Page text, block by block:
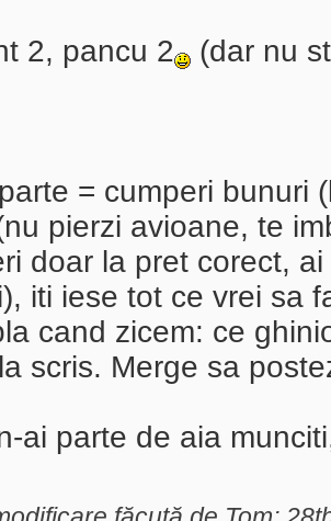
2, pancu 2 (dar nu
= cumperi bunuri
pierzi avioane, te
doar la pret corect,
iti iese tot ce vrei sa
cand zicem: ce
scris. Merge sa
ai parte de aia